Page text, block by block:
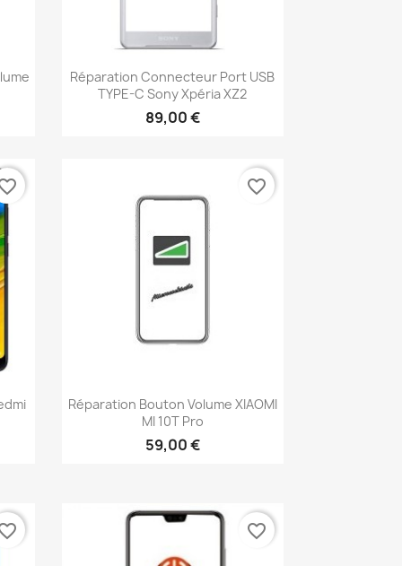
Aperçu rapide
Réparation Connecteur Port USB
TYPE-C Sony Xpéria XZ2
89,00 €
Aperçu rapide
Réparation Bouton Volume XIAOMI
MI 10T Pro
59,00 €
favorite_border
favorite_border